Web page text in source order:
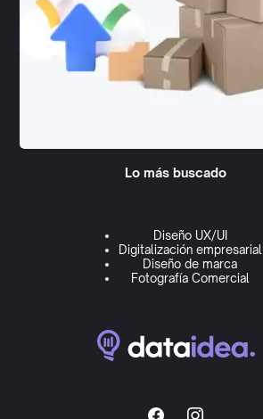
Lo más buscado
Diseño UX/UI
Digitalización empresarial
Diseño de marca
Fotografía Comercial